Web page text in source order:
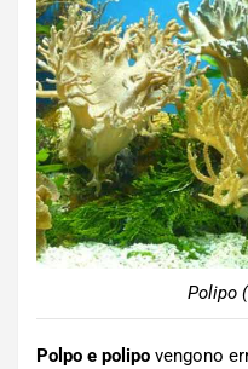
Polipo
Polpo e polipo vengono